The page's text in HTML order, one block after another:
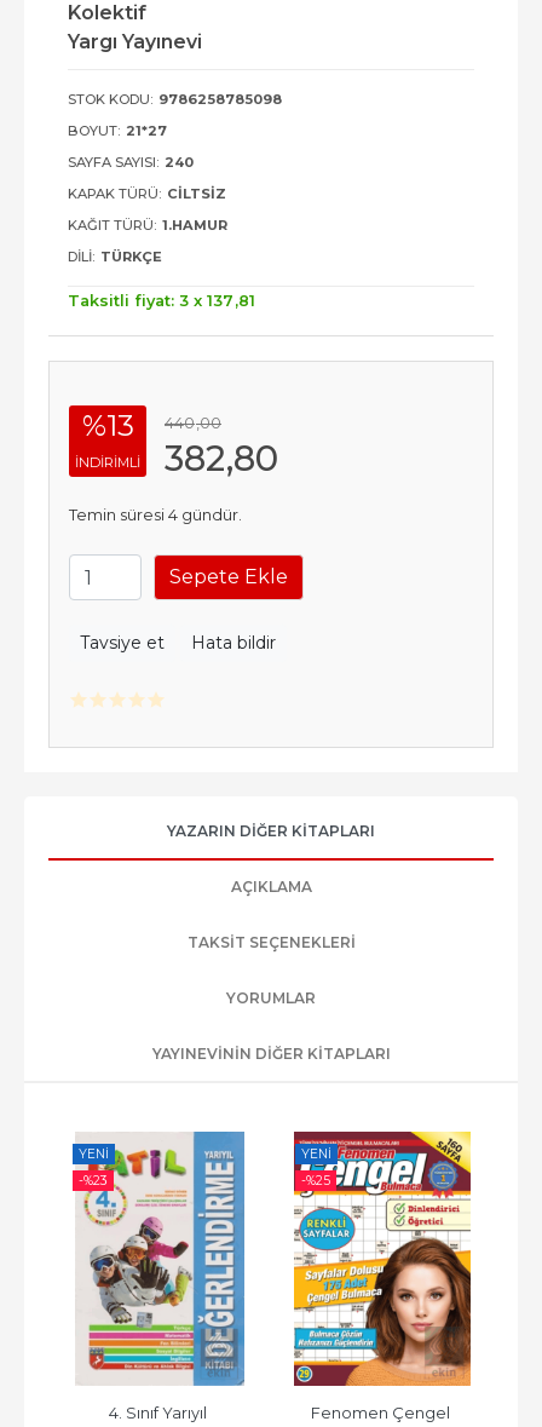
Kolektif
Yargı Yayınevi
STOK KODU: 9786258785098
BOYUT: 21*27
SAYFA SAYISI: 240
KAPAK TÜRÜ: CILTSIZ
KAĞIT TÜRÜ: 1.HAMUR
DILI: TÜRKÇE
Taksitli fiyat: 3 x 137 ,81
%13
INDIRIMLI
440,00
382,80
Temin süresi 4 gündür.
Sepete Ekle
Tavsiye et Hata bildir
YAZARIN DIĞER KITAPLARI
AÇIKLAMA
TAKSIT SEÇENEKLERI
YORUMLAR
YAYINEVININ DIĞER KITAPLARI
YENI
-%23
4. Sınıf Yarıyıl
YENI
-%25
Fenomen Çengel